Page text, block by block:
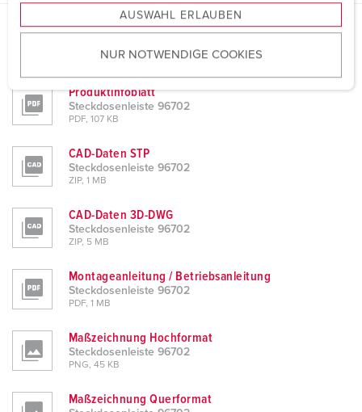
u
w
a
h
AUSWAHL ERLAUBEN
NUR NOTWENDIGE COOKIES
Steckdosenleiste 96702
Produktinfoblatt
Steckdosenleiste 96702
PDF, 107 KB
CAD-Daten STP
Steckdosenleiste 96702
ZIP, 1 MB
CAD-Daten 3D-DWG
Steckdosenleiste 96702
ZIP, 5 MB
Montageanleitung / Betriebsanleitung
Steckdosenleiste 96702
PDF, 1 MB
Maßzeichnung Hochformat
Steckdosenleiste 96702
PNG, 45 KB
Maßzeichnung Querformat